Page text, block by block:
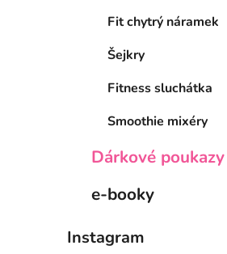
Fit chytrý náramek
Šejkry
Fitness sluchátka
Smoothie mixéry
Dárkové poukazy
e-booky
Instagram